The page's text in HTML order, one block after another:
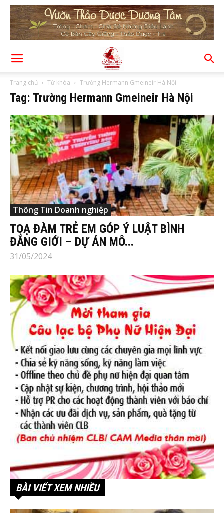
Trang chủ Từ khóa Trường Hermann Gmeineir Hà Nội
Tag: Trường Hermann Gmeineir Hà Nội
Thông Tin Doanh nghiệp
TOẠ ĐÀM TRẺ EM GÓP Ý LUẬT BÌNH
ĐẲNG GIỚI – DỰ ÁN MÔ...
31/05/2024
BÀI VIẾT XEM NHIỀU